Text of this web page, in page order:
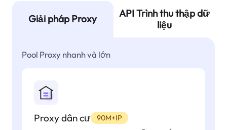
Giải pháp Proxy
API Trình thu thập dữ
liệu
Pool Proxy nhanh và lớn
Proxy dân cư 90M+IP